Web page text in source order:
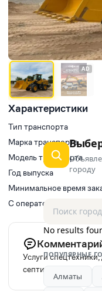
Характеристики
Тип транспорта
Марка транспорта
Модель транспорта
Год выпуска
Минимальное время
С оператором(водитель)
AD
Услуги
септик. Все виды
городу
No results
ПОПУЛЯРНЫЕ
Алматы